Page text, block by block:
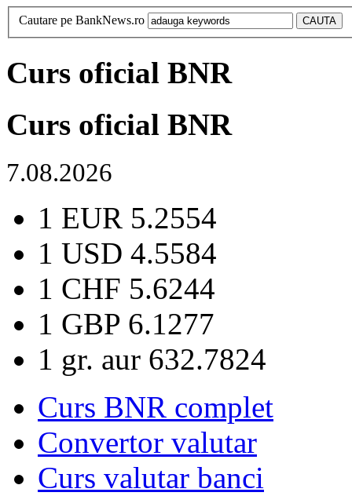
Cautare pe BankNews.ro
Curs oficial BNR
Curs oficial BNR
7.08.2026
1 EUR 5.2554
1 USD 4.5584
1 CHF 5.6244
1 GBP 6.1277
1 gr. aur 632.7824
Curs BNR complet
Convertor valutar
Curs valutar banci